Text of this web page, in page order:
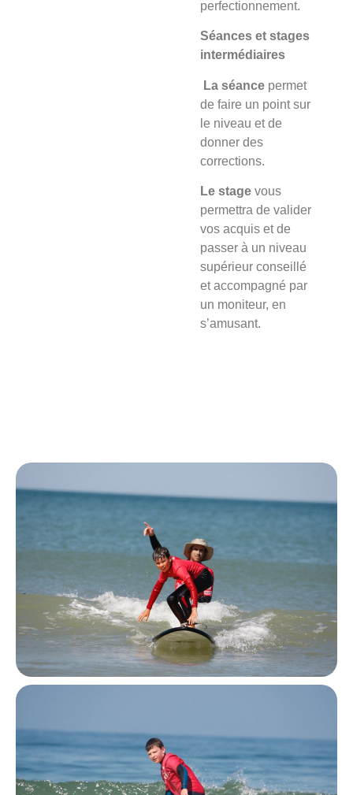
perfectionnement.
Séances et stages
intermédiaires
La séance permet
de faire un point sur
le niveau et de
donner des
corrections.
Le stage vous
permettra de valider
vos acquis et de
passer à un niveau
supérieur conseillé
et accompagné par
un moniteur, en
s’amusant.